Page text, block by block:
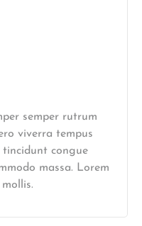
semper rutrum
viverra tempus
tincidunt congue
massa. Lorem